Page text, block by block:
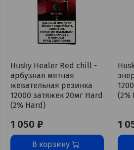
Husky Healer Red chill -
арбузная мятная
жевательная резинка
12000 затяжек 20мг Hard
(2% Hard)
1 050 ₽
В корзину
(2%
1